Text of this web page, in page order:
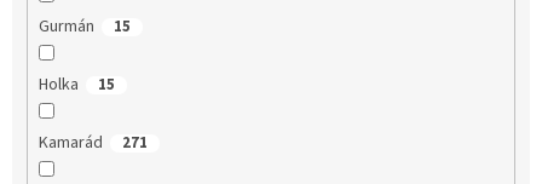
Gurmán 15
Holka 15
Kamarád 271